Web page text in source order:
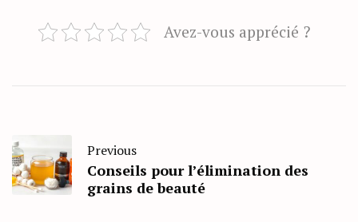
Avez-vous apprécié ?
Previous
Conseils pour l’élimination des
grains de beauté